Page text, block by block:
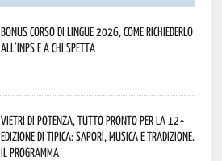
Bonus corso di lingue 2026, come richiederlo
all’INPS e a chi spetta
Vietri di Potenza, tutto pronto per la 12^
Edizione di Tipica: sapori, musica e tradizione.
Il programma